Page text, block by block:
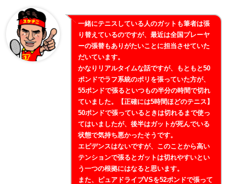
一緒にテニスしている人のガットも筆者は張
り替えているのですが、最近は全国プレーヤ
ーの張替もありがたいことに担当させていた
だいています。
かなりリアルタイムな話ですが、もともと50
ポンドでラフ系統のポリを張っていた方が、
55ポンドで張るといつもの半分の時間で切れ
ていました。【正確には5時間ほどのテニス】
50ポンドで張っているときは切れるまで使っ
てはいましたが、後半はガットが死んでいる
状態で気持ち悪かったそうです。
エピデンスはないですが、このことから高い
テンションで張るとガットは切れやすいとい
う一つの根拠にはなると思います。
また、ピュアドライブVSを52ポンドで張って